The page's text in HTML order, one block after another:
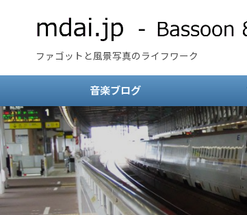
ファゴットと風景写真のライフワーク
音楽ブログ